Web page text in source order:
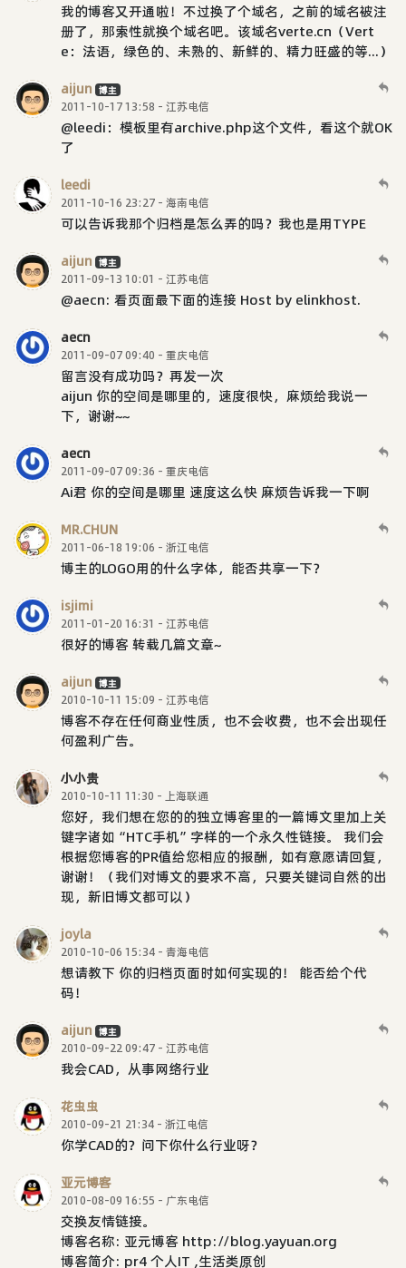
我的博客又开通啦！不过换了个域名，之前的域名被注
册了，那索性就换个域名吧。该域名verte.cn（Vert
e：法语，绿色的、未熟的、新鲜的、精力旺盛的等...）
aijun 博主
2011-10-17 13:58 - 江苏电信
@leedi：模板里有archive.php这个文件，看这个就OK
了
leedi
2011-10-16 23:27 - 海南电信
可以告诉我那个归档是怎么弄的吗？我也是用TYPE
aijun 博主
2011-09-13 10:01 - 江苏电信
@aecn: 看页面最下面的连接 Host by elinkhost.
aecn
2011-09-07 09:40 - 重庆电信
留言没有成功吗？再发一次
aijun 你的空间是哪里的，速度很快，麻烦给我说一
下，谢谢~~
aecn
2011-09-07 09:36 - 重庆电信
Ai君 你的空间是哪里 速度这么快 麻烦告诉我一下啊
MR.CHUN
2011-06-18 19:06 - 浙江电信
博主的LOGO用的什么字体，能否共享一下？
isjimi
2011-01-20 16:31 - 江苏电信
很好的博客 转载几篇文章~
aijun 博主
2010-10-11 15:09 - 江苏电信
博客不存在任何商业性质，也不会收费，也不会出现任
何盈利广告。
小小贵
2010-10-11 11:30 - 上海联通
您好，我们想在您的的独立博客里的一篇博文里加上关
键字诸如“HTC手机”字样的一个永久性链接。 我们会
根据您博客的PR值给您相应的报酬，如有意愿请回复，
谢谢！（我们对博文的要求不高，只要关键词自然的出
现，新旧博文都可以）
joyla
2010-10-06 15:34 - 青海电信
想请教下 你的归档页面时如何实现的！ 能否给个代
码！
aijun 博主
2010-09-22 09:47 - 江苏电信
我会CAD，从事网络行业
花虫虫
2010-09-21 21:34 - 浙江电信
你学CAD的？问下你什么行业呀？
亚元博客
2010-08-09 16:55 - 广东电信
交换友情链接。
博客名称: 亚元博客 http://blog.yayuan.org
博客简介: pr4 个人IT ,生活类原创